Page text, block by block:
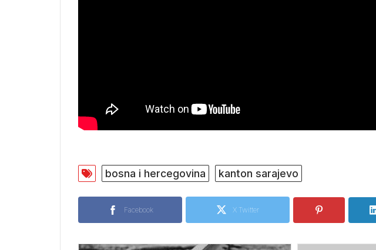
bosna i hercegovina kanton sarajevo
Facebook X Twitter